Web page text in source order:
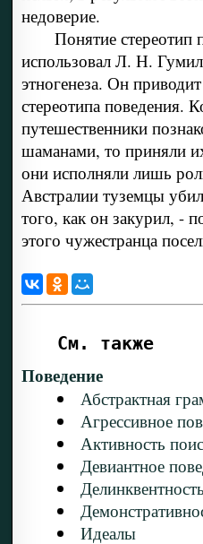
недоверие.
Понятие стереотип
использовал Л. Н.
этногенеза. Он
стереотипа поведения.
путешественники
шаманами, то приняли
они исполняли лишь
Австралии туземцы
того, как он закурил, -
этого чужестранца
См. также
Поведение
Абстрактная
Агрессивное
Активность
Девиантное
Делинквентность
Идеалы